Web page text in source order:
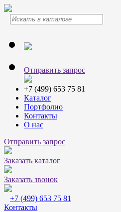
Отправить запрос
+7 (499) 653 75 81
Каталог
Портфолио
Контакты
О нас
Отправить запрос
Заказать каталог
Заказать звонок
+7 (499) 653 75 81
Контакты